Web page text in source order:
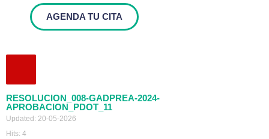
AGENDA TU CITA
RESOLUCION_008-GADPREA-2024-
APROBACION_PDOT_11
Updated: 20-05-2026
Hits: 4